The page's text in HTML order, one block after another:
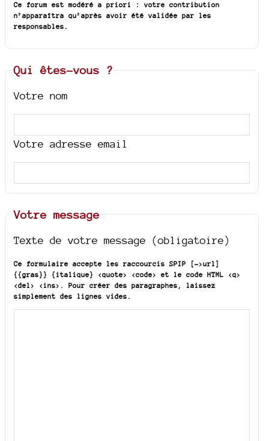
Ce forum est modéré a priori : votre contribution
n’apparaîtra qu’après avoir été validée par les
responsables.
Qui êtes-vous ?
Votre nom
Votre adresse email
Votre message
Texte de votre message (obligatoire)
Ce formulaire accepte les raccourcis SPIP
[->url]
{{gras}} {italique} <quote> <code>
et le code HTML <q>
<del> <ins> . Pour créer des paragraphes, laissez
simplement des lignes vides.